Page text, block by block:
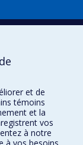
et de
témoins
et la
vos
à notre
vos besoins.